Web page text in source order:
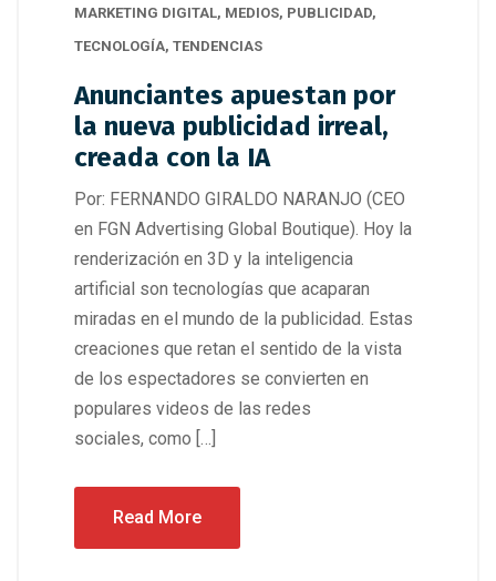
MARKETING DIGITAL, MEDIOS, PUBLICIDAD,
TECNOLOGÍA, TENDENCIAS
Anunciantes apuestan por
la nueva publicidad irreal,
creada con la IA
Por: FERNANDO GIRALDO NARANJO (CEO
en FGN Advertising Global Boutique). Hoy la
renderización en 3D y la inteligencia
artificial son tecnologías que acaparan
miradas en el mundo de la publicidad. Estas
creaciones que retan el sentido de la vista
de los espectadores se convierten en
populares videos de las redes
sociales, como […]
Read More